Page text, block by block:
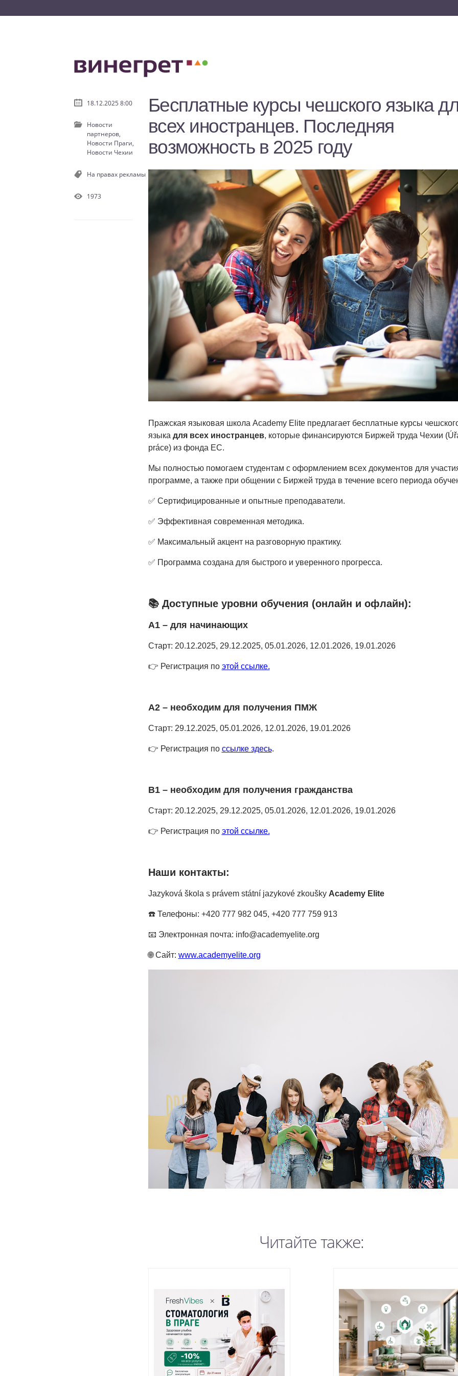
Бесплатные курсы чешского языка
всех иностранцев. Последняя
возможность в 2025 году
Пражская языковая школа Academy Elite предлагает бесплатные курсы
языка для всех иностранцев, которые финансируются Биржей труда Чехии
práce) из фонда ЕС.
Мы полностью помогаем студентам с оформлением всех документов для
программе, а также при общении с Биржей труда в течение всего периода
✅ Сертифицированные и опытные преподаватели.
✅ Эффективная современная методика.
✅ Максимальный акцент на разговорную практику.
✅ Программа создана для быстрого и уверенного прогресса.
📚Доступные уровни обучения (онлайн и офлайн):
A1 – для начинающих
Старт: 20.12.2025, 29.12.2025, 05.01.2026, 12.01.2026, 19.01.2026
👉 Регистрация по этой ссылке.
A2 – необходим для получения ПМЖ
Старт: 29.12.2025, 05.01.2026, 12.01.2026, 19.01.2026
👉 Регистрация по ссылке здесь.
B1 – необходим для получения гражданства
Старт: 20.12.2025, 29.12.2025, 05.01.2026, 12.01.2026, 19.01.2026
👉 Регистрация по этой ссылке.
Наши контакты:
Jazyková škola s právem státní jazykové zkoušky Academy Elite
☎️ Телефоны: +420 777 982 045, +420 777 759 913
📧 Электронная почта: info@academyelite.org
🌐 Сайт: www.academyelite.org
Читайте также:
18.12.2025 8:00
Новости
партнеров,
Новости Праги,
Новости Чехии
На правах рекламы
1973